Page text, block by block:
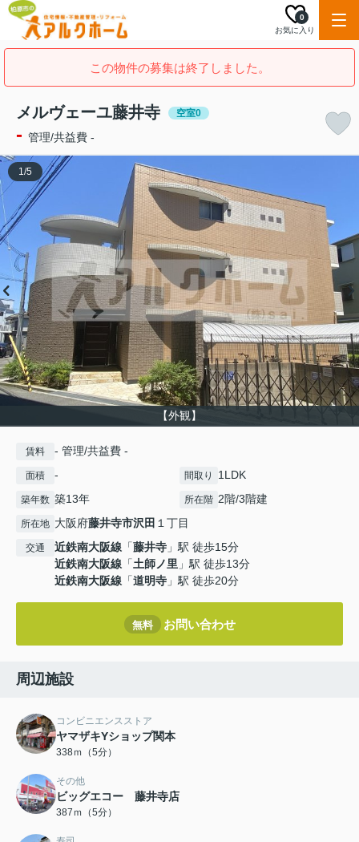
お気に入り
0
この物件の募集は終了しました。
メルヴェーユ藤井寺 空室0
- 管理/共益費 -
【外観】
1/5
賃料 - 管理/共益費 -
面積 - 間取り 1LDK
築年数 築13年 所在階 2階/3階建
所在地 大阪府藤井寺市沢田 １丁目
交通 近鉄南大阪線 「藤井寺 」駅 徒歩15分
近鉄南大阪線 「土師ノ里 」駅 徒歩13分
近鉄南大阪線 「道明寺 」駅 徒歩20分
無料 お問い合わせ
周辺施設
コンビニエンスストア
ヤマザキYショップ関本
338ｍ（5分）
その他
ビッグエコー 藤井寺店
387ｍ（5分）